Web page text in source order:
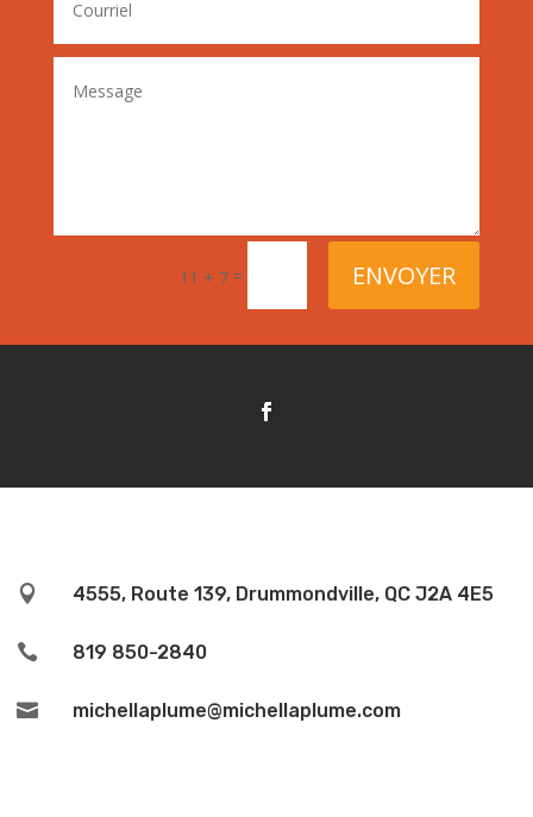
11 + 7 = ENVOYER
 4555, Route 139, Drummondville, QC J2A 4E5
 819 850-2840
 michellaplume@michellaplume.com